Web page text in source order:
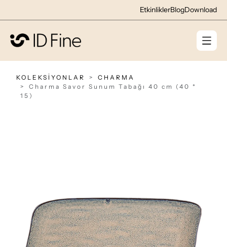
EtkinliklerBlogDownload
KOLEKSİYONLAR
CHARMA
Charma Savor Sunum Tabağı 40 cm (40 *
15)